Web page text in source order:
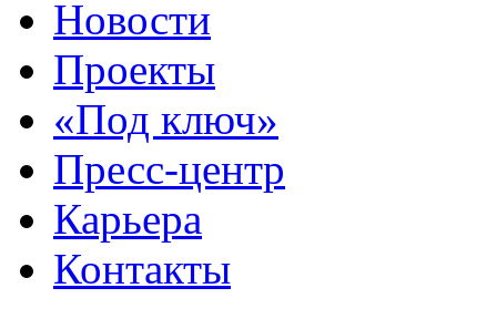
Новости
Проекты
«Под ключ»
Пресс-центр
Карьера
Контакты